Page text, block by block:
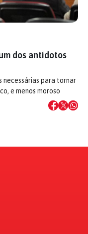
dos antídotos
necessárias para tornar
e menos moroso